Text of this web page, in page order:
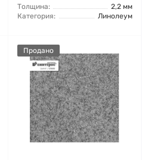
Толщина:
2,2 мм
Категория:
Линолеум
Продано